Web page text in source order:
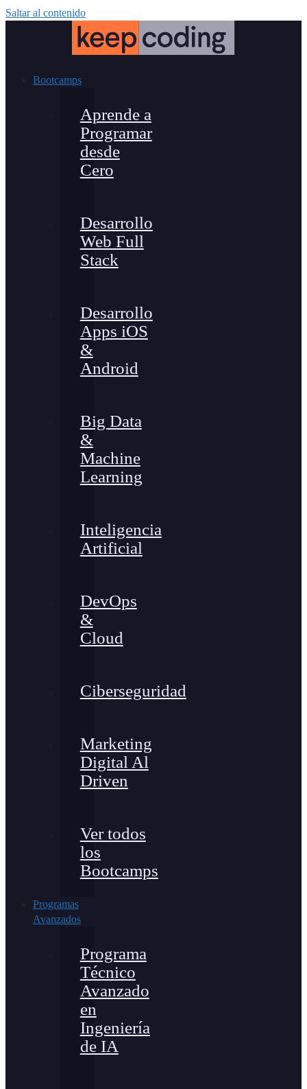
Saltar al contenido
Bootcamps
Aprende a
Programar
desde
Cero
Desarrollo
Web Full
Stack
Desarrollo
Apps iOS
&
Android
Big Data
&
Machine
Learning
Inteligencia
Artificial
DevOps
&
Cloud
Ciberseguridad
Marketing
Digital Al
Driven
Ver todos
los
Bootcamps
Programas
Avanzados
Programa
Técnico
Avanzado
en
Ingeniería
de IA